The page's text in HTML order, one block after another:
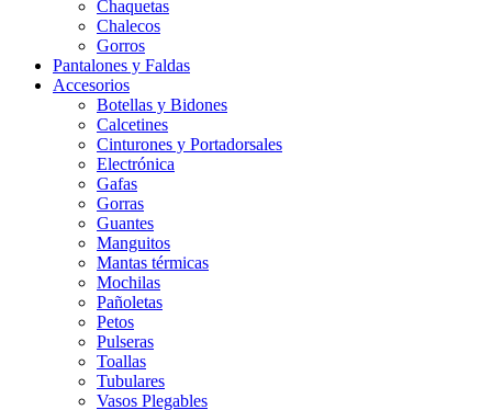
Chaquetas
Chalecos
Gorros
Pantalones y Faldas
Accesorios
Botellas y Bidones
Calcetines
Cinturones y Portadorsales
Electrónica
Gafas
Gorras
Guantes
Manguitos
Mantas térmicas
Mochilas
Pañoletas
Petos
Pulseras
Toallas
Tubulares
Vasos Plegables